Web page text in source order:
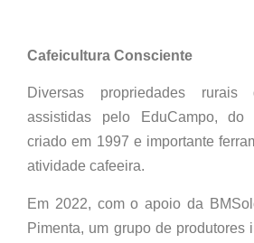
Cafeicultura Consciente
Diversas propriedades
assistidas pelo EduCampo, do
criado em 1997 e importante
atividade cafeeira.
Em 2022, com o apoio da
Pimenta, um grupo de produtores